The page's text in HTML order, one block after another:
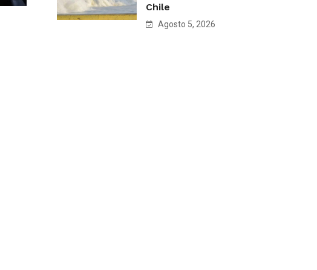
Chile
Agosto 5, 2026